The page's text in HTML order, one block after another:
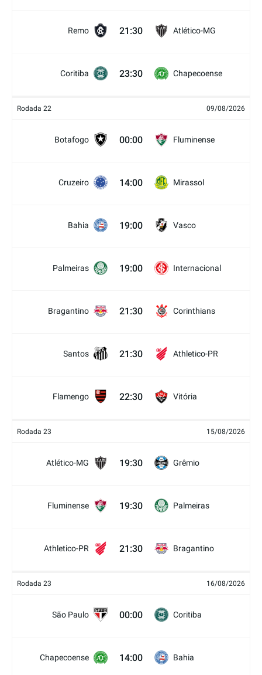
Remo 21:30 Atlético-MG
Coritiba 23:30 Chapecoense
Rodada 22 09/08/2026
Botafogo 00:00 Fluminense
Cruzeiro 14:00 Mirassol
Bahia 19:00 Vasco
Palmeiras 19:00 Internacional
Bragantino 21:30 Corinthians
Santos 21:30 Athletico-PR
Flamengo 22:30 Vitória
Rodada 23 15/08/2026
Atlético-MG 19:30 Grêmio
Fluminense 19:30 Palmeiras
Athletico-PR 21:30 Bragantino
Rodada 23 16/08/2026
São Paulo 00:00 Coritiba
Chapecoense 14:00 Bahia